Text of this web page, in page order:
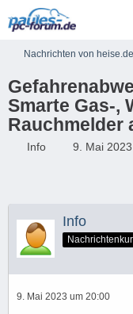
Nachrichten von heise.de
Smarte Gas-,
Rauchmelder
Info 9. Mai
Info
9. Mai 2023 um 20:00